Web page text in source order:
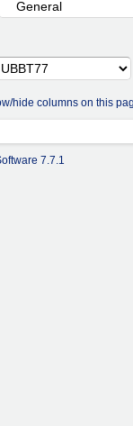
hide columns on this
7.7.1